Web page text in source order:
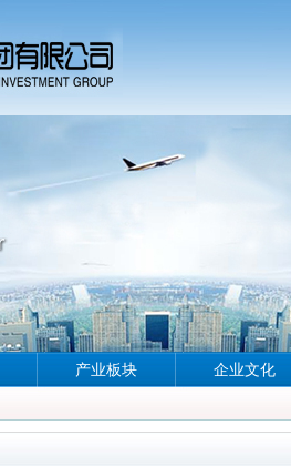
产业板块 企业文化